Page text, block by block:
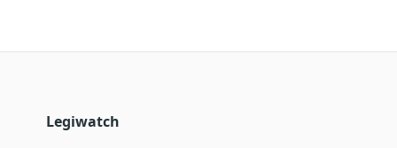
Legiwatch